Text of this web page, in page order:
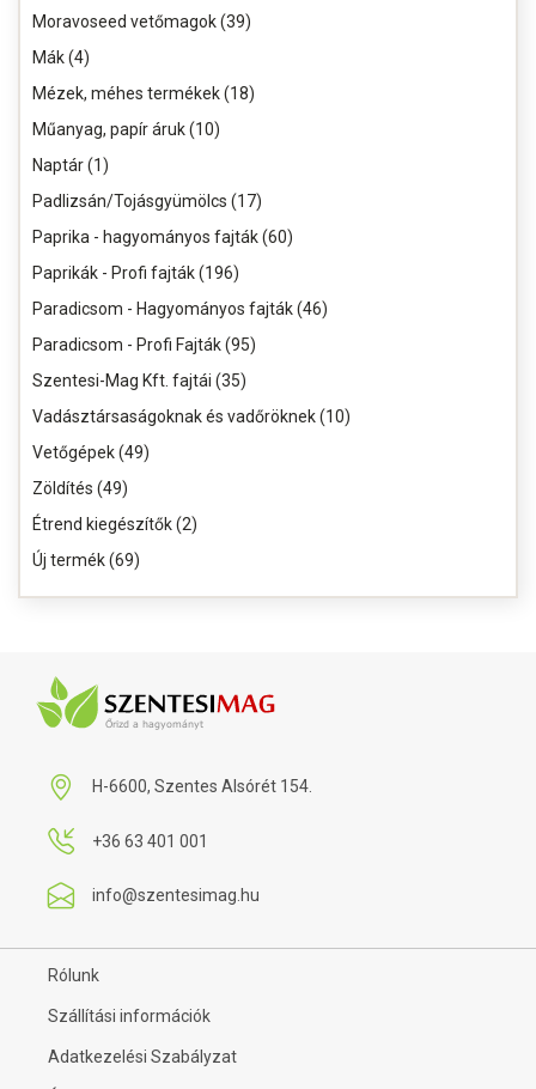
Moravoseed vetőmagok (39)
Mák (4)
Mézek, méhes termékek (18)
Műanyag, papír áruk (10)
Naptár (1)
Padlizsán/Tojásgyümölcs (17)
Paprika - hagyományos fajták (60)
Paprikák - Profi fajták (196)
Paradicsom - Hagyományos fajták (46)
Paradicsom - Profi Fajták (95)
Szentesi-Mag Kft. fajtái (35)
Vadásztársaságoknak és vadőröknek (10)
Vetőgépek (49)
Zöldítés (49)
Étrend kiegészítők (2)
Új termék (69)
H-6600, Szentes Alsórét 154.
+36 63 401 001
info@szentesimag.hu
Rólunk
Szállítási információk
Adatkezelési Szabályzat